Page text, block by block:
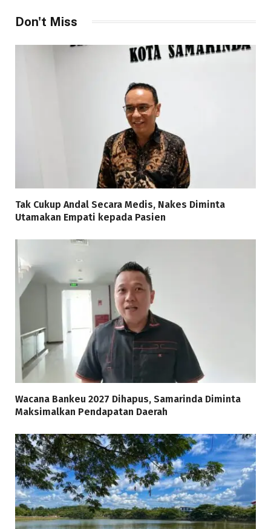
Don't Miss
Tak Cukup Andal Secara Medis, Nakes Diminta
Utamakan Empati kepada Pasien
Wacana Bankeu 2027 Dihapus, Samarinda Diminta
Maksimalkan Pendapatan Daerah